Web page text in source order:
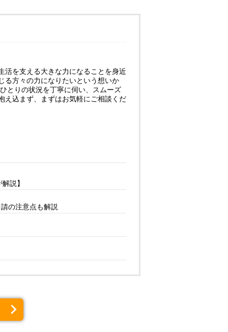
活を支える大きな力になることを身近
る方々の力になりたいという想いか
とりの状況を丁寧に伺い、スムーズ
え込まず、まずはお気軽にご相談くだ
説】
の注意点も解説